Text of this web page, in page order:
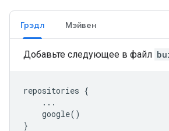
Грэдл Мэйвен
Добавьте следующее в файл
repositories {
...
google()
}